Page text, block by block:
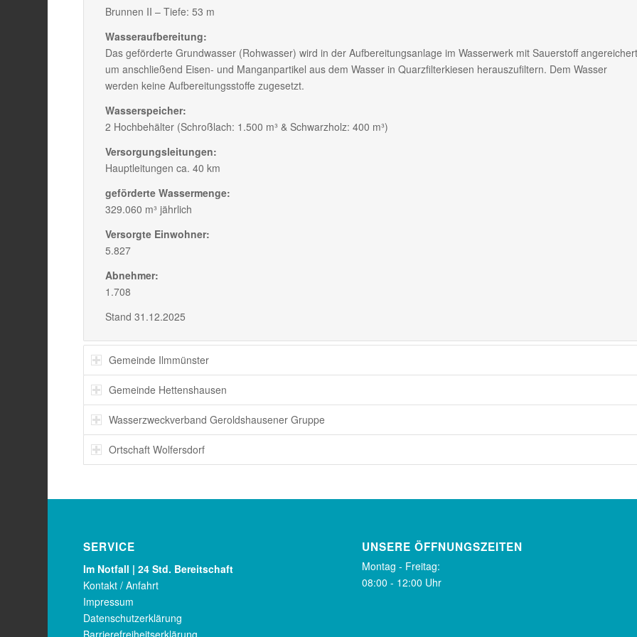
Brunnen II – Tiefe: 53 m
Wasseraufbereitung:
Das geförderte Grundwasser (Rohwasser) wird in der Aufbereitungsanlage im Wasserwerk mit Sauerstoff
um anschließend Eisen- und Manganpartikel aus dem Wasser in Quarzfilterkiesen herauszufiltern. Dem Wasser
werden keine Aufbereitungsstoffe zugesetzt.
Wasserspeicher:
2 Hochbehälter (Schroßlach: 1.500 m³ & Schwarzholz: 400 m³)
Versorgungsleitungen:
Hauptleitungen ca. 40 km
geförderte Wassermenge:
329.060 m³ jährlich
Versorgte Einwohner:
5.827
Abnehmer:
1.708
Stand 31.12.2025
Gemeinde Ilmmünster
Gemeinde Hettenshausen
Wasserzweckverband Geroldshausener Gruppe
Ortschaft Wolfersdorf
SERVICE
Im Notfall | 24 Std. Bereitschaft
Kontakt / Anfahrt
Impressum
Datenschutzerklärung
UNSERE ÖFFNUNGSZEITEN
Montag - Freitag:
08:00 - 12:00 Uhr